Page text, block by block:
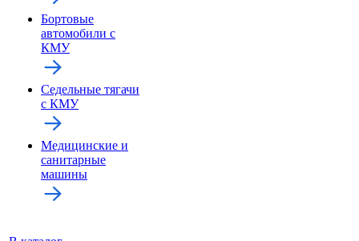
Бортовые
автомобили с
КМУ
Седельные тягачи
с КМУ
Медицинские и
санитарные
машины